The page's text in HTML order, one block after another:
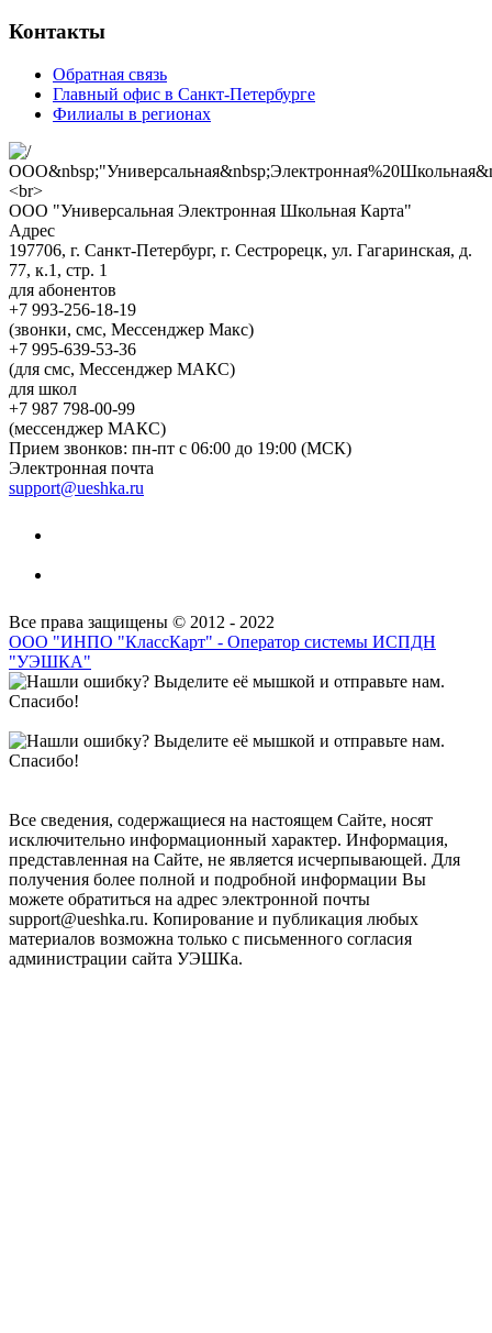
Контакты
Обратная связь
Главный офис в Санкт-Петербурге
Филиалы в регионах
ООО "Универсальная Электронная Школьная Карта"
Адрес
197706, г. Санкт-Петербург, г. Сестрорецк, ул. Гагаринская, д.
77, к.1, стр. 1
для абонентов
+7 993-256-18-19
(звонки, смс, Мессенджер Макс)
+7 995-639-53-36
(для смс, Мессенджер МАКС)
для школ
+7 987 798-00-99
(мессенджер МАКС)
Прием звонков: пн-пт с 06:00 до 19:00 (МСК)
Электронная почта
support@ueshka.ru
Все права защищены © 2012 - 2022
ООО "ИНПО "КлассКарт" - Оператор системы ИСПДН
"УЭШКА"
Все сведения, содержащиеся на настоящем Сайте, носят
исключительно информационный характер. Информация,
представленная на Сайте, не является исчерпывающей. Для
получения более полной и подробной информации Вы
можете обратиться на адрес электронной почты
support@ueshka.ru. Копирование и публикация любых
материалов возможна только с письменного согласия
администрации сайта УЭШКа.